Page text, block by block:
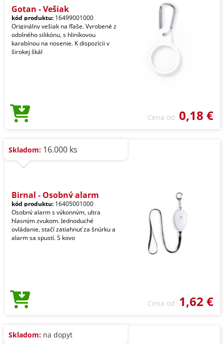
Gotan - Vešiak
kód produktu: 16499001000
Originálny vešiak na fľaše. Vyrobené z
odolného silikónu, s hliníkovou
karabínou na nosenie. K dispozícii v
širokej škál
Cena od 0,18 €
Skladom: 16.000 ks
Birnal - Osobný alarm
kód produktu: 16405001000
Osobný alarm s výkonným, ultra
hlasným zvukom. Jednoduché
ovládanie, stačí zatiahnuť za šnúrku a
alarm sa spustí. S kovo
Cena od 1,62 €
Skladom: na dopyt